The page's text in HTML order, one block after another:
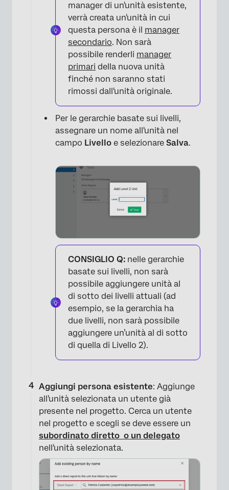
×
manager di un'unità esistente,
verrà creata un'unità in cui
questa persona è il manager
secondario. Non sarà
possibile renderli manager
primari della nuova unità
finché non saranno stati
rimossi dall'unità originale.
Per le gerarchie basate sui livelli,
assegnare un nome all'unità nel
campo Livello e selezionare Salva.
CONSIGLIO Q: nelle gerarchie
basate sui livelli, non sarà
possibile aggiungere unità al
di sotto dei livelli attuali (ad
esempio, se la gerarchia ha
due livelli, non sarà possibile
aggiungere un’unità al di sotto
di quella di Livello 2).
Aggiungi persona esistente: Aggiunge
all'unità selezionata un utente già
presente nel progetto. Cerca un utente
nel progetto e scegli se deve essere un
subordinato diretto o un delegato
nell'unità selezionata.